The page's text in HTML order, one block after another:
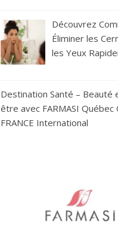
Découvrez
Éliminer les
les Yeux
Destination Santé – Beauté
être avec FARMASI Québec
FRANCE International